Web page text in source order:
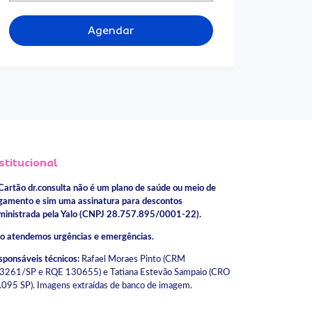
Agendar
dr.consulta não é um plano de saúde ou meio de
e sim uma assinatura para descontos
pela Yalo (CNPJ 28.757.895/0001-22).
atendemos urgências e emergências.
técnicos:Rafael Moraes Pinto (CRM
SP e RQE 130655) e Tatiana Estevão Sampaio (CRO
SP). Imagens extraídas de banco de imagem.